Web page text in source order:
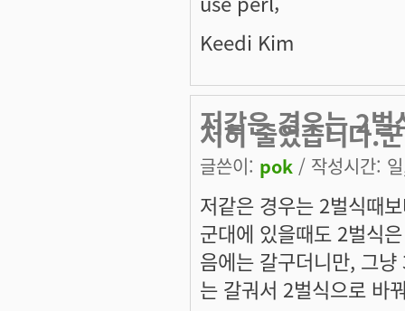
Keedi Kim
저같은 경우는 2
저히 줄었습니다.군
글쓴이: pok / 작성시간:
저같은 경우는 2벌식때
군대에 있을때도 2벌식
음에는 갈구더니만, 그
는 갈궈서 2벌식으로 바